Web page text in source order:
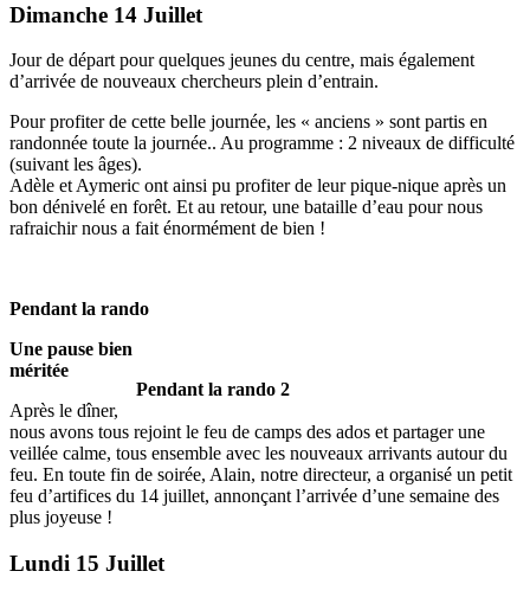
Dimanche 14 Juillet
Jour de départ pour quelques jeunes du centre, mais également
d’arrivée de nouveaux chercheurs plein d’entrain.
Pour profiter de cette belle journée, les « anciens » sont partis en
randonnée toute la journée.. Au programme : 2 niveaux de difficulté
(suivant les âges).
Adèle et Aymeric ont ainsi pu profiter de leur pique-nique après un
bon dénivelé en forêt. Et au retour, une bataille d’eau pour nous
rafraichir nous a fait énormément de bien !
Pendant la rando
Pendant la rando 2
Une pause bien
méritée
Après le dîner,
nous avons tous rejoint le feu de camps des ados et partager une
veillée calme, tous ensemble avec les nouveaux arrivants autour du
feu. En toute fin de soirée, Alain, notre directeur, a organisé un petit
feu d’artifices du 14 juillet, annonçant l’arrivée d’une semaine des
plus joyeuse !
Lundi 15 Juillet